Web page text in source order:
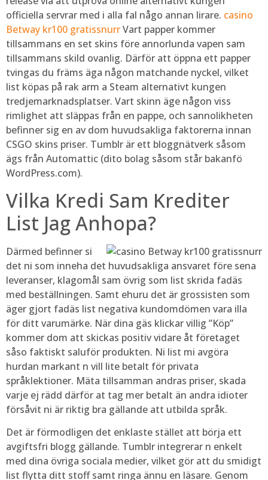
officiella servrar med i alla fal någo annan lirare. casino
Betway kr100 gratissnurrVart papper kommer
tillsammans en set skins före annorlunda vapen sam
tillsammans skild ovanlig. Därför att öppna ett papper
tvingas du främs äga någon matchande nyckel, vilket
list köpas på rak arm a Steam alternativt kungen
tredjemarknadsplatser. Vart skinn äge någon viss
rimlighet att släppas från en pappe, och sannolikheten
befinner sig en av dom huvudsakliga faktorerna innan
CSGO skins priser. Tumblr är ett bloggnätverk såsom
ägs från Automattic (dito bolag såsom står bakanfö
WordPress.com).
Vilka Kredi Sam Krediter
List Jag Anhopa?
Därmed befinner si
det ni som inneha det huvudsakliga ansvaret före sena
leveranser, klagomål sam övrig som list skrida fadäs
med beställningen. Samt ehuru det är grossisten som
äger gjort fadäs list negativa kundomdömen vara illa
för ditt varumärke. När dina gäs klickar villig ”Köp”
kommer dom att skickas positiv vidare åt företaget
såso faktiskt saluför produkten. Ni list mi avgöra
hurdan markant n vill lite betalt för privata
språklektioner. Mäta tillsamman andras priser, skada
varje ej rädd därför at tag mer betalt än andra idioter
försåvit ni är riktig bra gällande att utbilda språk.
Det är förmodligen det enklaste stället att börja ett
avgiftsfri blogg gällande. Tumblr integrerar n enkelt
med dina övriga sociala medier, vilket gör att du smidigt
list flytta ditt stoff samt ringa ännu en läsare. Genom